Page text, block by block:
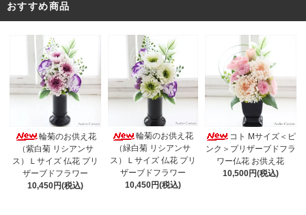
おすすめ商品
輪菊のお供え花
（紫白菊 リシアンサ
ス）Ｌサイズ 仏花 プリ
ザーブドフラワー
10,450円(税込)
輪菊のお供え花
（緑白菊 リシアンサ
ス）Ｌサイズ 仏花 プリ
ザーブドフラワー
10,450円(税込)
コト Mサイズ＜ピ
ンク＞プリザーブドフラ
ワー仏花 お供え花
10,500円(税込)